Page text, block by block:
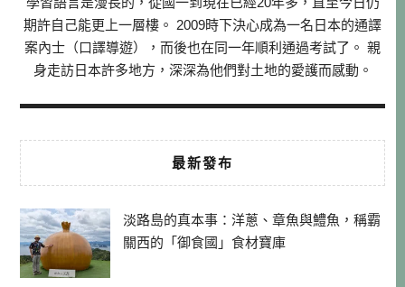
期許自己能更上一層樓。 2009時下決心成為一名日本的通譯
案內士（口譯導遊），而後也在同一年順利通過考試了。 親
身走訪日本許多地方，深深為他們對土地的愛護而感動。
最新發布
淡路島的真本事：洋蔥、章魚與鱧魚，稱霸
關西的「御食國」食材寶庫